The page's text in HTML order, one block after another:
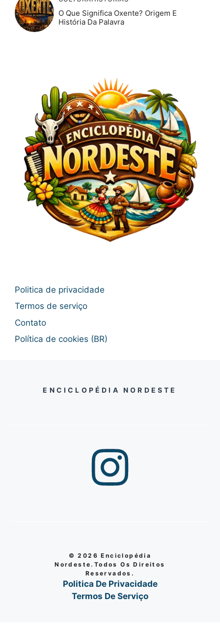
O Que Significa Oxente? Origem E
História Da Palavra
Politica de privacidade
Termos de serviço
Contato
Política de cookies (BR)
ENCICLOPÉDIA NORDESTE
© 2026 Enciclopédia
Nordeste.Todos Os Direitos
Reservados.
Politica De Privacidade
Termos De Serviço